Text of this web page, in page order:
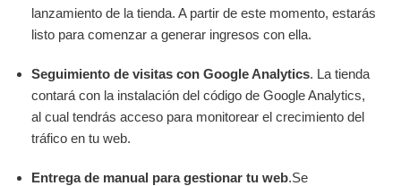
lanzamiento de la tienda. A partir de este momento, estarás
listo para comenzar a generar ingresos con ella.
Seguimiento de visitas con Google Analytics. La tienda
contará con la instalación del código de Google Analytics,
al cual tendrás acceso para monitorear el crecimiento del
tráfico en tu web.
Entrega de manual para gestionar tu web.Se